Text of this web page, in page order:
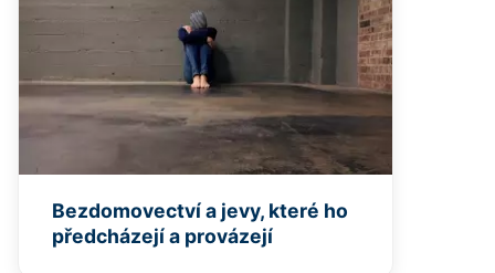
Bezdomovectví a jevy, které ho
předcházejí a provázejí